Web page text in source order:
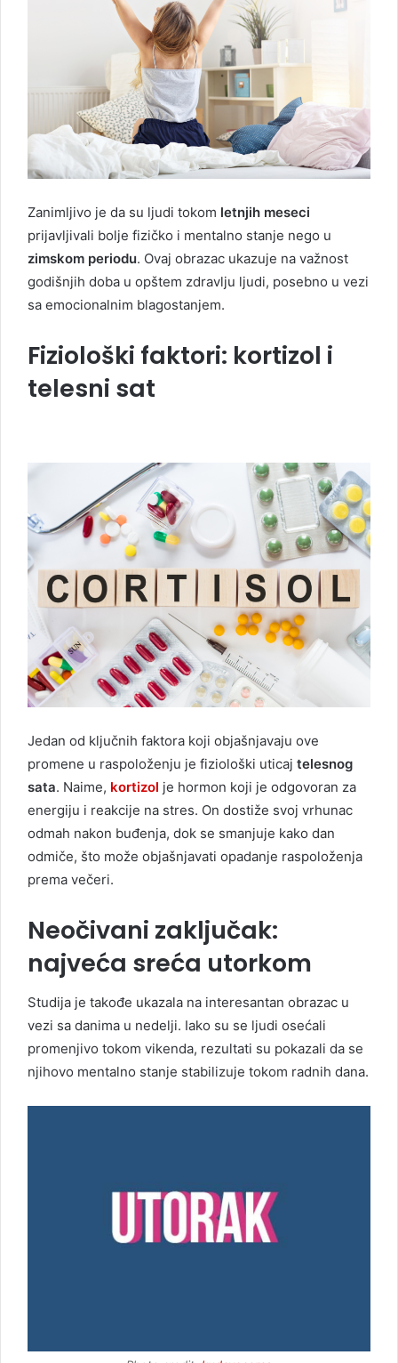
Zanimljivo je da su ljudi tokom letnjih meseci
prijavljivali bolje fizičko i mentalno stanje nego u
zimskom periodu. Ovaj obrazac ukazuje na važnost
godišnjih doba u opštem zdravlju ljudi, posebno u vezi
sa emocionalnim blagostanjem.
Fiziološki faktori: kortizol i
telesni sat
Jedan od ključnih faktora koji objašnjavaju ove
promene u raspoloženju je fiziološki uticaj telesnog
sata. Naime, kortizol je hormon koji je odgovoran za
energiju i reakcije na stres. On dostiže svoj vrhunac
odmah nakon buđenja, dok se smanjuje kako dan
odmiče, što može objašnjavati opadanje raspoloženja
prema večeri.
Neočivani zaključak:
najveća sreća utorkom
Studija je takođe ukazala na interesantan obrazac u
vezi sa danima u nedelji. Iako su se ljudi osećali
promenjivo tokom vikenda, rezultati su pokazali da se
njihovo mentalno stanje stabilizuje tokom radnih dana.